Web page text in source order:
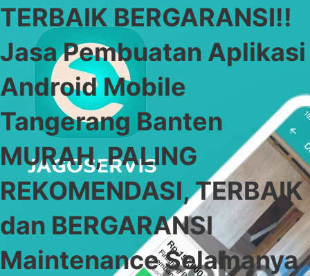
TERBAIK BERGARANSI!!
Jasa Pembuatan Aplikasi
Android Mobile
Tangerang Banten
MURAH, PALING
REKOMENDASI, TERBAIK
dan BERGARANSI
Maintenance Selamanya